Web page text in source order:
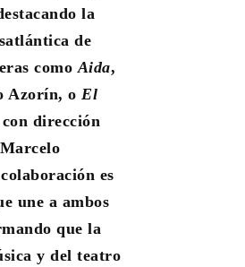
la
de
como Aida,
Azorín, o El
dirección
es
une a ambos
que la
y del teatro